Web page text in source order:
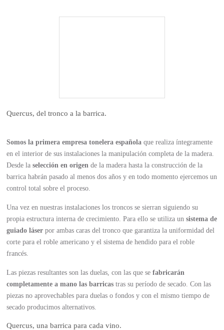
Quercus, deltronco alabarrica.
Somos la primera empresa tonelera española que realiza íntegramente
en el interior de sus instalaciones la manipulación completa de la madera.
Desde laselección en origen de la madera hasta la construcción de la
barrica habrán pasado al menos dos años y en todo momento ejercemos un
control total sobre el proceso.
Una vez en nuestras instalaciones los troncos se sierran siguiendo su
propia estructura interna de crecimiento. Para ello se utiliza unsistema de
guiado láserpor ambas caras del tronco que garantiza la uniformidad del
corte para el roble americano y el sistema de hendido para el roble
francés.
Las piezas resultantes son las duelas, con las que se fabricarán
completamente a mano las barricas tras su período de secado. Con las
piezas no aprovechables para duelas o fondos y con el mismo tiempo de
secado producimos alternativos.
Quercus, unabarricaparacadavino.